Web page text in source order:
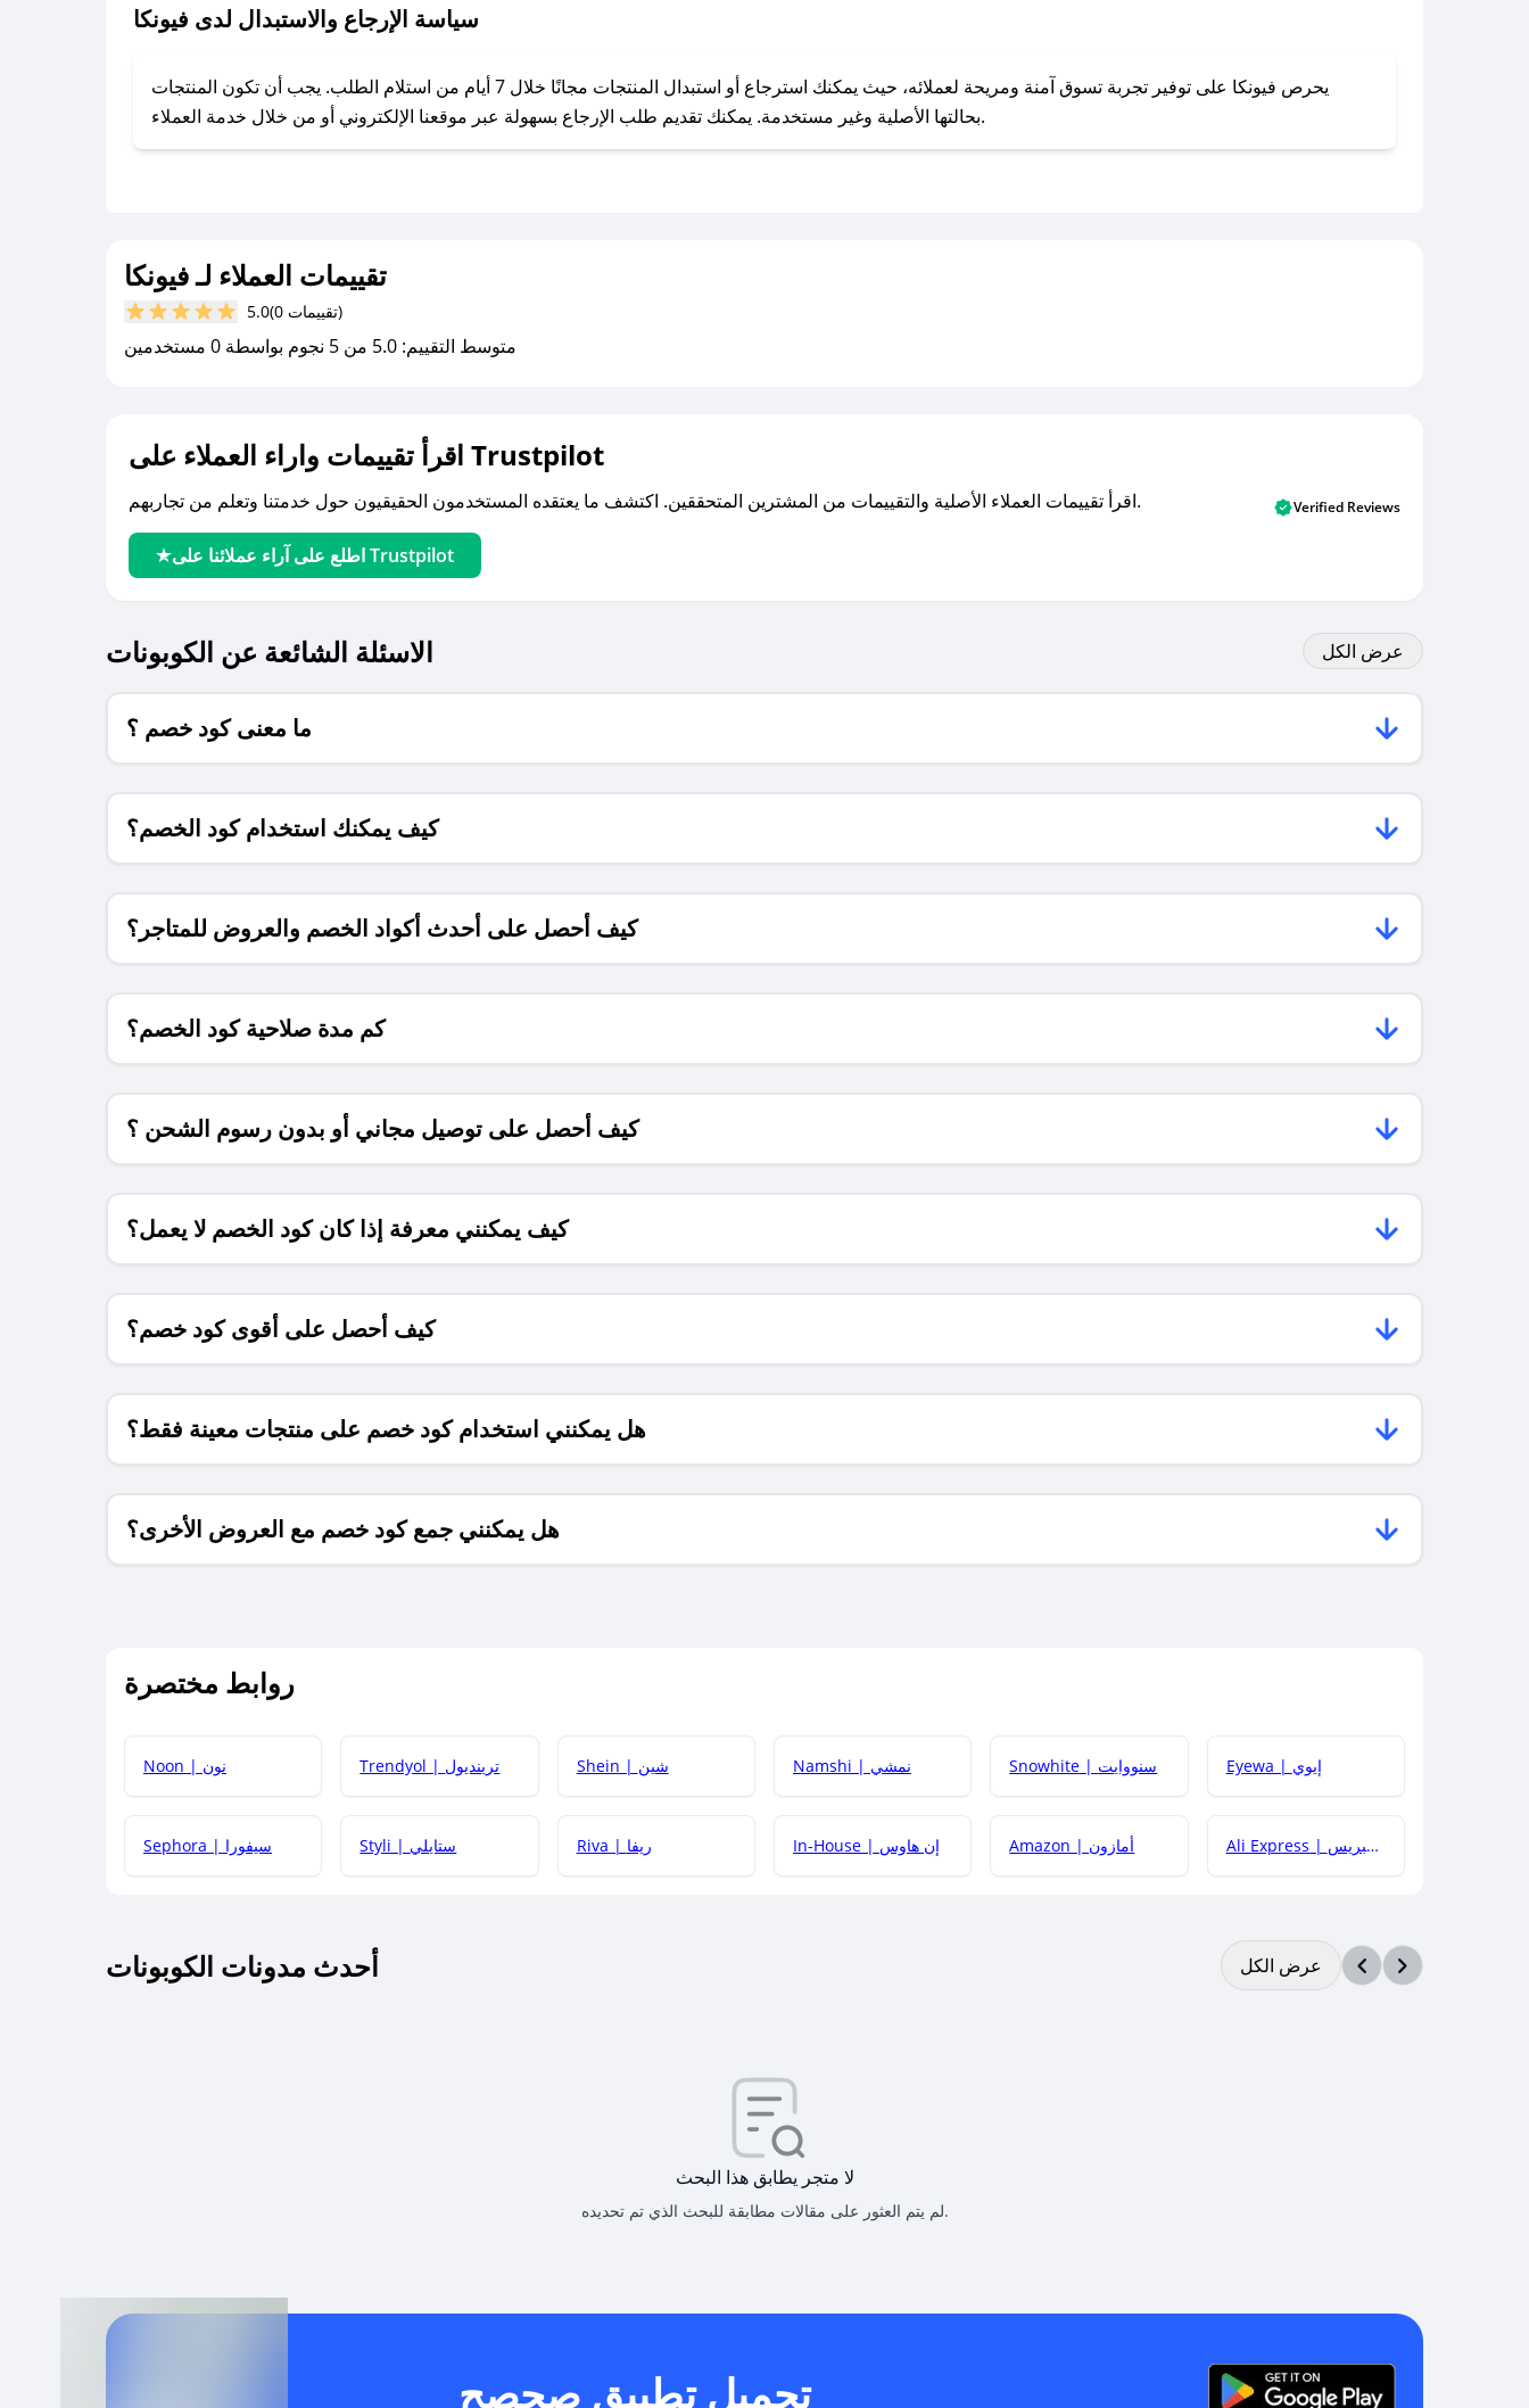
سياسة الإرجاع والاستبدال لدى فيونكا
يحرص فيونكا على توفير تجربة تسوق آمنة ومريحة لعملائه، حيث يمكنك استرجاع أو استبدال المنتجات مجانًا خلال 7 أيام من استلام الطلب. يجب أن تكون المنتجات
بحالتها الأصلية وغير مستخدمة. يمكنك تقديم طلب الإرجاع بسهولة عبر موقعنا الإلكتروني أو من خلال خدمة العملاء.
تقييمات العملاء لـ فيونكا
5.0 (0 تقييمات)
متوسط التقييم: 5.0 من 5 نجوم بواسطة 0 مستخدمين
اقرأ تقييمات واراء العملاء على Trustpilot
اقرأ تقييمات العملاء الأصلية والتقييمات من المشترين المتحققين. اكتشف ما يعتقده المستخدمون الحقيقيون حول خدمتنا وتعلم من تجاربهم.
اطلع على آراء عملائنا على Trustpilot
Verified Reviews
الاسئلة الشائعة عن الكوبونات عرض الكل
ما معنى كود خصم ؟
كيف يمكنك استخدام كود الخصم؟
كيف أحصل على أحدث أكواد الخصم والعروض للمتاجر؟
كم مدة صلاحية كود الخصم؟
كيف أحصل على توصيل مجاني أو بدون رسوم الشحن ؟
كيف يمكنني معرفة إذا كان كود الخصم لا يعمل؟
كيف أحصل على أقوى كود خصم؟
هل يمكنني استخدام كود خصم على منتجات معينة فقط؟
هل يمكنني جمع كود خصم مع العروض الأخرى؟
روابط مختصرة
Noon | نون Trendyol | ترينديول Shein | شين Namshi | نمشي Snowhite | سنووايت Eyewa | إيوي
Sephora | سيفورا Styli | ستايلي Riva | ريفا In-House | إن هاوس Amazon | أمازون Ali Express | علي إكسبريس
أحدث مدونات الكوبونات عرض الكل
لا متجر يطابق هذا البحث
لم يتم العثور على مقالات مطابقة للبحث الذي تم تحديده.
تحميل تطبيق صحصح